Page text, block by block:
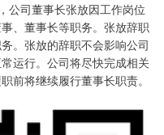
公司董事长张放因工作岗位
、董事长等职务。张放辞职
。张放的辞职不会影响公司
运行。公司将尽快完成相关
前将继续履行董事长职责。